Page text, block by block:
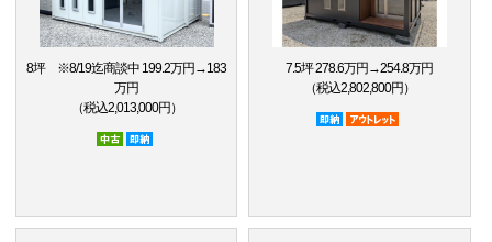
8坪 ※8/19迄商談中 199.2万円→183
万円
（税込2,013,000円）
中古
7.5坪 278.6万円→254.8万円
（税込2,802,800円）
即納品